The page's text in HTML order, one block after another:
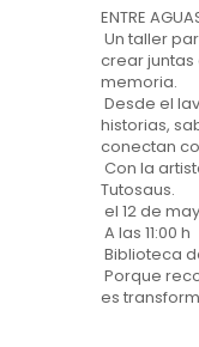
ENTRE
Un taller
crear juntas
memoria.
Desde el
historias,
conectan
Con la
Tutosaus.
el 12 de
A las 11:00 h
Biblioteca
Porque
es